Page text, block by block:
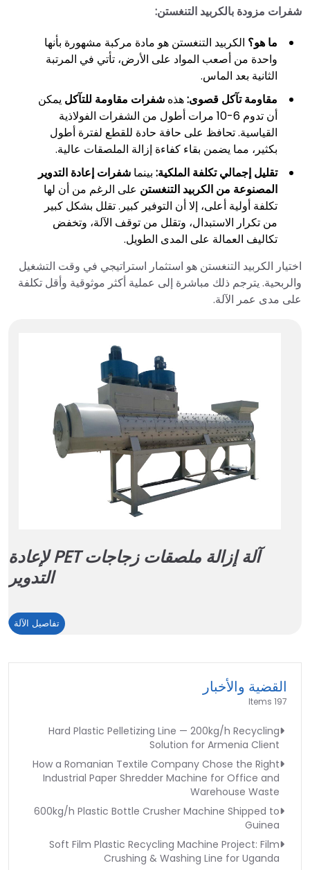
شفرات مزودة بالكربيد التنغستن:
ما هو؟ الكربيد التنغستن هو مادة مركبة مشهورة بأنها
واحدة من أصعب المواد على الأرض، تأتي في المرتبة
الثانية بعد الماس.
مقاومة تآكل قصوى:هذه شفرات مقاومة للتآكل يمكن
أن تدوم 6-10 مرات أطول من الشفرات الفولاذية
القياسية. تحافظ على حافة حادة للقطع لفترة أطول
بكثير، مما يضمن بقاء كفاءة إزالة الملصقات عالية.
تقليل إجمالي تكلفة الملكية: بينما شفرات إعادة التدوير
المصنوعة من الكربيد التنغستن على الرغم من أن لها
تكلفة أولية أعلى، إلا أن التوفير كبير. تقلل بشكل كبير
من تكرار الاستبدال، وتقلل من توقف الآلة، وتخفض
تكاليف العمالة على المدى الطويل.
اختيار الكربيد التنغستن هو استثمار استراتيجي في وقت التشغيل
والربحية. يترجم ذلك مباشرة إلى عملية أكثر موثوقية وأقل تكلفة
على مدى عمر الآلة.
آلة إزالة ملصقات زجاجات PET لإعادة
التدوير
تفاصيل الآلة آلة
القضية والأخبار
197 Items
Hard Plastic Pelletizing Line — 200kg/h Recycling
Solution for Armenia Client
How a Romanian Textile Company Chose the Right
Industrial Paper Shredder Machine for Office and
Warehouse Waste
600kg/h Plastic Bottle Crusher Machine Shipped to
Guinea
Soft Film Plastic Recycling Machine Project: Film
Crushing & Washing Line for Uganda